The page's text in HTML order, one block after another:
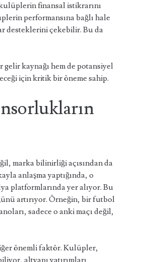
finansal istikrarını
performansına bağlı hale
desteklerini çekebilir. Bu da
kaynağı hem de potansiyel
için kritik bir öneme sahip.
marka bilinirliği açısından da
anlaşma yaptığında, o
platformlarında yer alıyor. Bu
artırıyor. Örneğin, bir futbol
sadece o anki maçı değil,
önemli faktör. Kulüpler,
altyapı yatırımları